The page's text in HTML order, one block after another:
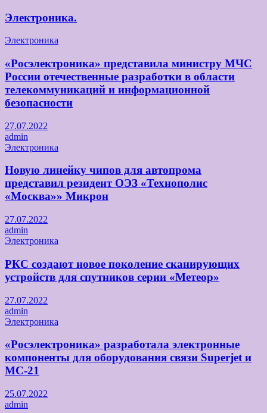
Электроника.
Электроника
«Росэлектроника» представила министру МЧС
России отечественные разработки в области
телекоммуникаций и информационной
безопасности
27.07.2022
admin
Электроника
Новую линейку чипов для автопрома
представил резидент ОЭЗ «Технополис
«Москва»» Микрон
27.07.2022
admin
Электроника
РКС создают новое поколение сканирующих
устройств для спутников серии «Метеор»
27.07.2022
admin
Электроника
«Росэлектроника» разработала электронные
компоненты для оборудования связи Superjet и
МС-21
25.07.2022
admin